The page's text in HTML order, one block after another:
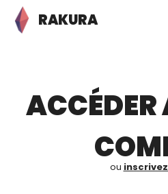
RAKURA
ACCÉDER
ou